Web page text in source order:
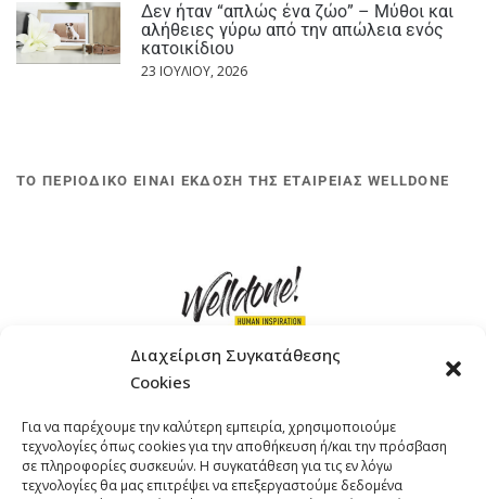
Διαχείριση Συγκατάθεσης
Cookies
Για να παρέχουμε την καλύτερη εμπειρία, χρησιμοποιούμε
τεχνολογίες όπως cookies για την αποθήκευση ή/και την πρόσβαση
σε πληροφορίες συσκευών. Η συγκατάθεση για τις εν λόγω
τεχνολογίες θα μας επιτρέψει να επεξεργαστούμε δεδομένα
Δεν ήταν “απλώς ένα ζώο” – Μύθοι και
αλήθειες γύρω από την απώλεια ενός
κατοικίδιου
23 ΙΟΥΛΊΟΥ, 2026
ΤΟ ΠΕΡΙΟΔΙΚΟ ΕΙΝΑΙ ΕΚΔΟΣΗ ΤΗΣ ΕΤΑΙΡΕΙΑΣ WELLDONE
ΤΗΛΕΦΩΝΟ: +30 211 4021758
EMAIL:info@welldone.com.gr